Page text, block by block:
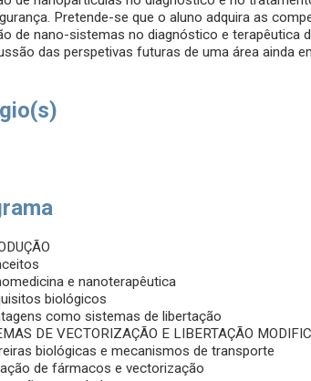
Pretende-se que o aluno adquira as
de nano-sistemas no diagnóstico e terapêutica
das perspetivas futuras de uma área ainda
e nanoterapêutica
biológicos
como sistemas de libertação
DE VECTORIZAÇÃO E LIBERTAÇÃO
biológicas e mecanismos de transporte
de fármacos e vectorização